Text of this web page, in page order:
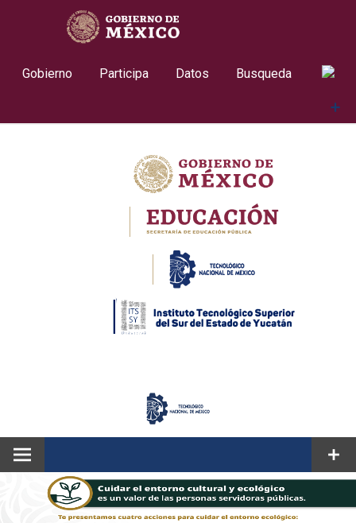
Gobierno
Participa Datos Busqueda